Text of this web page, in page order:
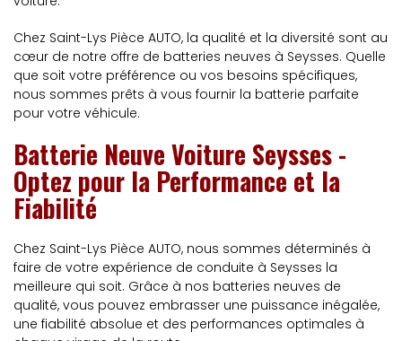
Chez Saint-Lys Pièce AUTO, la qualité et la diversité sont au
cœur de notre offre de batteries neuves à Seysses. Quelle
que soit votre préférence ou vos besoins spécifiques,
nous sommes prêts à vous fournir la batterie parfaite
pour votre véhicule.
Batterie Neuve Voiture Seysses -
Optez pour la Performance et la
Fiabilité
Chez Saint-Lys Pièce AUTO, nous sommes déterminés à
faire de votre expérience de conduite à Seysses la
meilleure qui soit. Grâce à nos batteries neuves de
qualité, vous pouvez embrasser une puissance inégalée,
une fiabilité absolue et des performances optimales à